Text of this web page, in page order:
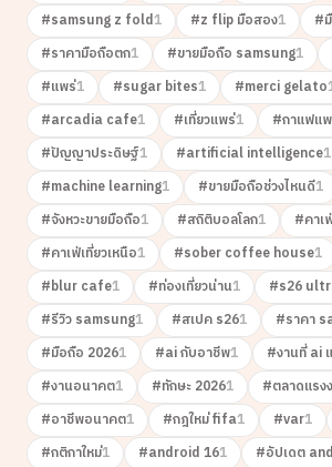
#samsung z fold1 #z flip มือสอง1 #
#ราคามือถือตก1 #ขายมือถือ samsung1
#แพร่1 #sugar bites1 #merci gelato
#arcadia cafe1 #เที่ยวแพร่1 #กาแฟแ
#ปัญญาประดิษฐ์1 #artificial intelligence1
#machine learning1 #ขายมือถือช่วงไหนดี1
#จังหวะขายมือถือ1 #สถิติบอลโลก1 #คาเ
#คาเฟ่เที่ยวเหนือ1 #sober coffee house1
#blur cafe1 #ท่องเที่ยวน่าน1 #s26
#รีวิว samsung1 #สเปค s261 #ราคา
#มือถือ 20261 #ai กับอาชีพ1 #งานที่ ai
#งานอนาคต1 #ทักษะ 20261 #ตลาดแรง
#อาชีพอนาคต1 #กฎใหม่ fifa1 #var1
#กติกาใหม่1 #android 161 #อัปเดต